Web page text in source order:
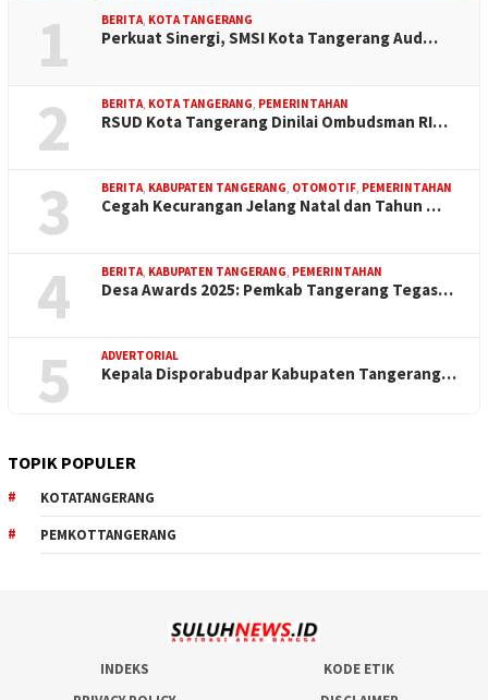
1 BERITA KOTA TANGERANG
Perkuat Sinergi, SMSI Kota Tangerang Aud…
2 BERITA KOTA TANGERANG PEMERINTAHAN
RSUD Kota Tangerang Dinilai Ombudsman RI…
3 BERITA KABUPATEN TANGERANG OTOMOTIF PEMERINTAHAN
Cegah Kecurangan Jelang Natal dan Tahun …
4 BERITA KABUPATEN TANGERANG PEMERINTAHAN
Desa Awards 2025: Pemkab Tangerang Tegas…
5 ADVERTORIAL
Kepala Disporabudpar Kabupaten Tangerang…
TOPIK POPULER
KOTATANGERANG
PEMKOTTANGERANG
INDEKS
KODE ETIK